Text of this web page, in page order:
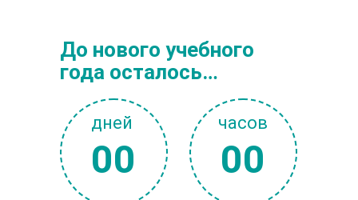
До нового учебного
года осталось…
дней часов
00 00